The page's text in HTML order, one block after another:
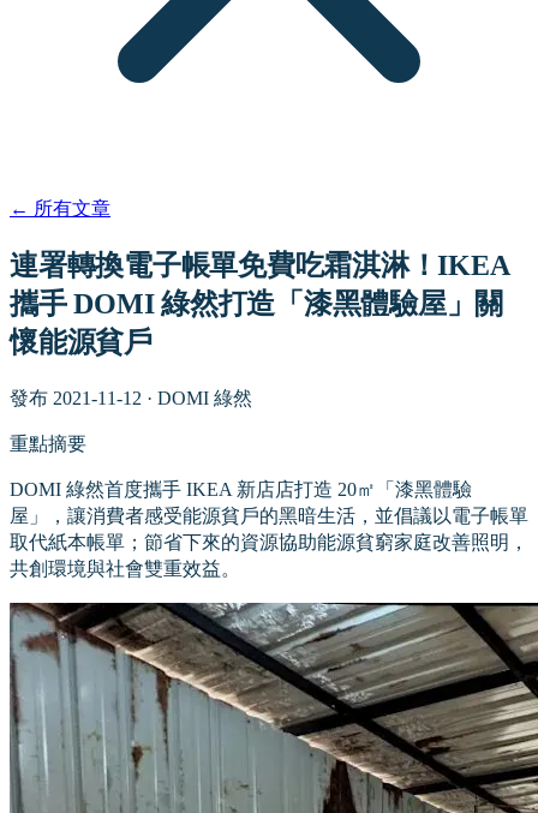
← 所有文章
連署轉換電子帳單免費吃霜淇淋！IKEA
攜手 DOMI 綠然打造「漆黑體驗屋」關
懷能源貧戶
發布 2021-11-12 · DOMI 綠然
重點摘要
DOMI 綠然首度攜手 IKEA 新店店打造 20㎡「漆黑體驗
屋」，讓消費者感受能源貧戶的黑暗生活，並倡議以電子帳單
取代紙本帳單；節省下來的資源協助能源貧窮家庭改善照明，
共創環境與社會雙重效益。